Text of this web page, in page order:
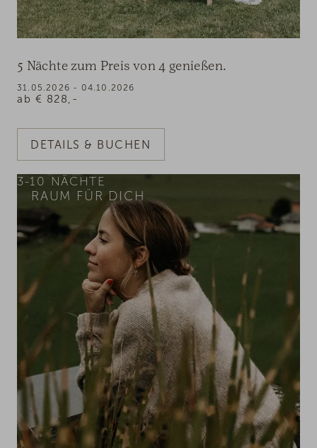
5 Nächte zum Preis von 4 genießen.
ab € 828,-
31.05.2026 - 04.10.2026
DETAILS & BUCHEN
RAUM FÜR DICH
3-10 NÄCHTE